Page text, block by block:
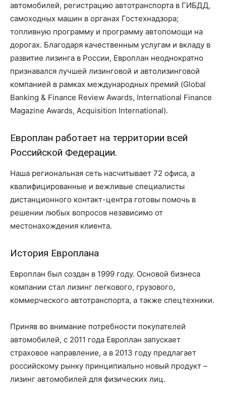
автомобилей, регистрацию автотранспорта в ГИБДД,
самоходных машин в органах Гостехнадзора;
топливную программу и программу автопомощи на
дорогах. Благодаря качественным услугам и вкладу в
развитие лизинга в России, Европлан неоднократно
признавался лучшей лизинговой и автолизинговой
компанией в рамках международных премий (Global
Banking & Finance Review Awards, International Finance
Magazine Awards, Acquisition International).
Европлан работает на территории всей
Российской Федерации.
Наша региональная сеть насчитывает 72 офиса, а
квалифицированные и вежливые специалисты
дистанционного контакт-центра готовы помочь в
решении любых вопросов независимо от
местонахождения клиента.
История Европлана
Европлан был создан в 1999 году. Основой бизнеса
компании стал лизинг легкового, грузового,
коммерческого автотранспорта, а также спецтехники.
Приняв во внимание потребности покупателей
автомобилей, с 2011 года Европлан запускает
страховое направление, а в 2013 году предлагает
российскому рынку принципиально новый продукт –
лизинг автомобилей для физических лиц.